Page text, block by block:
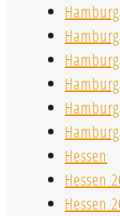
Hessen
Hessen
Hessen